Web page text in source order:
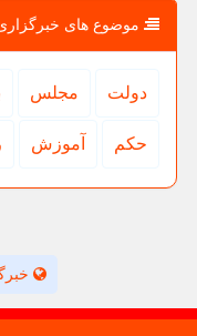
موضوع های
دولت مجلس
حكم آموزش